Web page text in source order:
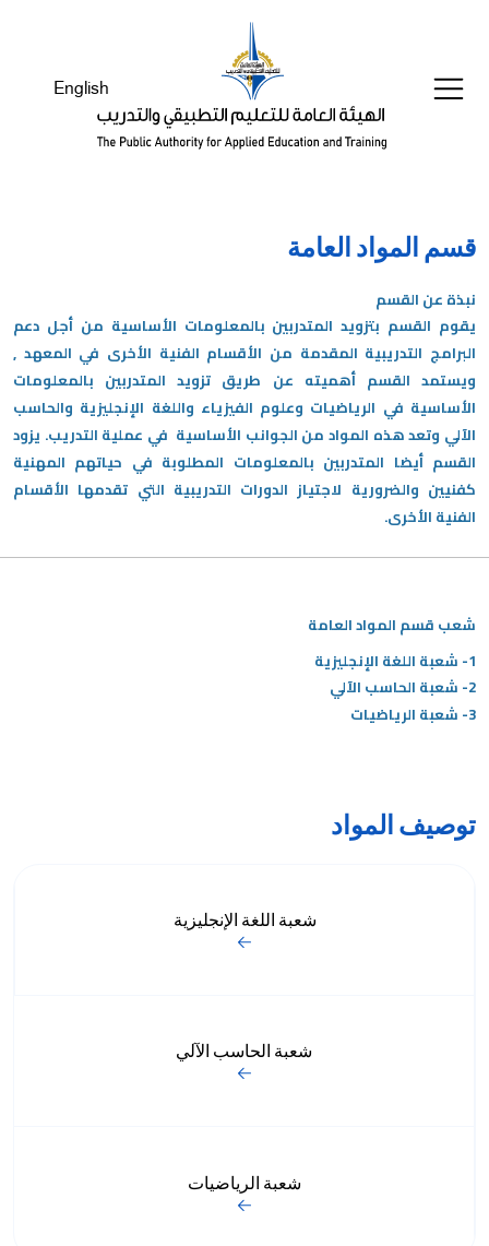
English
قسم المواد العامة
نبذة عن القسم
يقوم القسم بتزويد المتدربين بالمعلومات الأساسية من أجل دعم
البرامج التدريبية المقدمة من الأقسام الفنية الأخرى في المعهد ,
ويستمد القسم أهميته عن طريق تزويد المتدربين بالمعلومات
الأساسية في الرياضيات وعلوم الفيزياء واللغة الإنجليزية والحاسب
الآلي وتعد هذه المواد من الجوانب الأساسية في عملية التدريب. يزود
القسم أيضا المتدربين بالمعلومات المطلوبة في حياتهم المهنية
كفنيين والضرورية لاجتياز الدورات التدريبية التي تقدمها الأقسام
الفنية الأخرى.
شعب قسم المواد العامة
1- شعبة اللغة الإنجليزية
2- شعبة الحاسب الآلي
3- شعبة الرياضيات
توصيف المواد
شعبة اللغة الإنجليزية
شعبة الحاسب الآلي
شعبة الرياضيات